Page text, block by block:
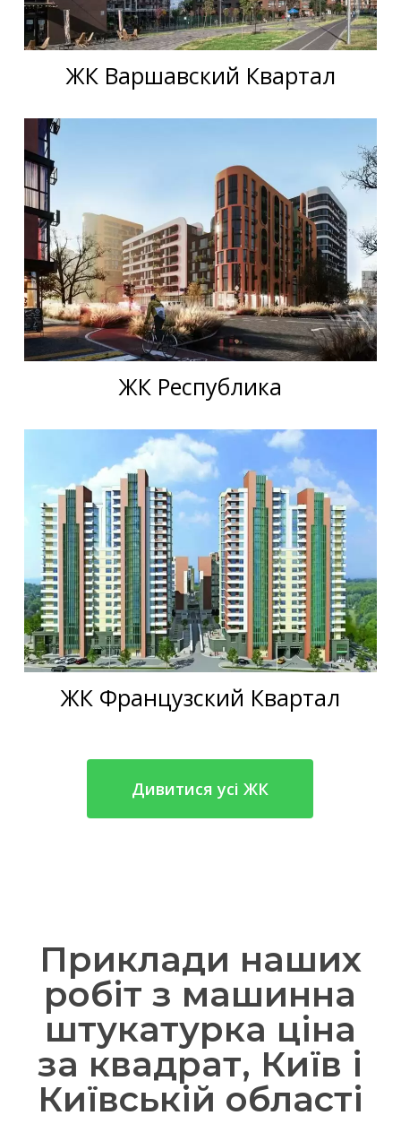
ЖК Варшавский Квартал
ЖК Республика
ЖК Французский Квартал
Дивитися усі ЖК
Приклади наших
робіт з машинна
штукатурка ціна
за квадрат, Київ і
Київській області